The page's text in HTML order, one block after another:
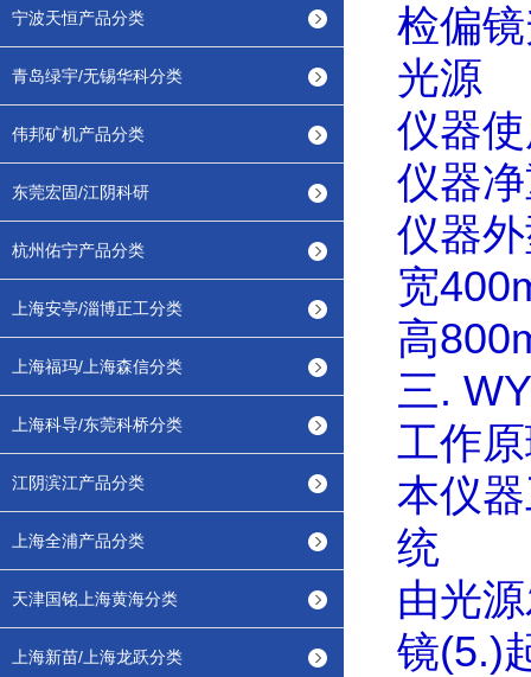
宁波天恒产品分类
青岛绿宇/无锡华科分类
伟邦矿机产品分类
东莞宏固/江阴科研
杭州佑宁产品分类
上海安亭/淄博正工分类
上海福玛/上海森信分类
上海科导/东莞科桥分类
江阴滨江产品分类
上海全浦产品分类
天津国铭上海黄海分类
上海新苗/上海龙跃分类
检偏
光源
仪器
仪器
仪器
宽
高
三.
工作
本仪
统
由光
镜(5.)